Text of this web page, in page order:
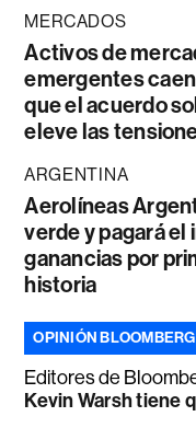
MERCADOS
Activos de
emergentes
que el acuerdo
eleve las
ARGENTINA
Aerolíneas
verde y pagará el
ganancias por
historia
OPINIÓN BLOOMBERG
Editores de
Kevin Warsh tiene